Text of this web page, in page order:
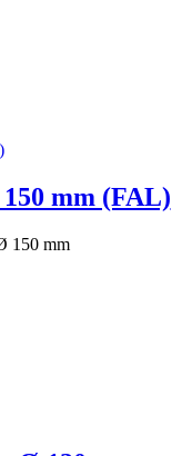
mm (FAL)
150 mm